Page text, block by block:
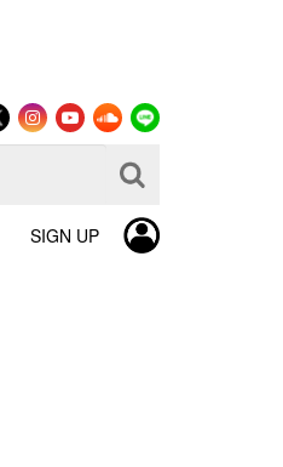
SIGN UP